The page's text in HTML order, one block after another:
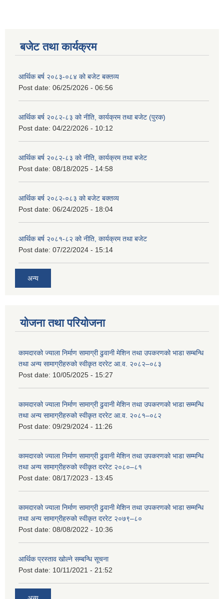
बजेट तथा कार्यक्रम
आर्थिक बर्ष २०८३-०८४ को बजेट बक्तव्य
Post date: 06/25/2026 - 06:56
आर्थिक बर्ष २०८२-८३ को नीति, कार्यक्रम तथा बजेट (पुरक)
Post date: 04/22/2026 - 10:12
आर्थिक बर्ष २०८२-८३ को नीति, कार्यक्रम तथा बजेट
Post date: 08/18/2025 - 14:58
आर्थिक बर्ष २०८२-०८३ को बजेट बक्तव्य
Post date: 06/24/2025 - 18:04
आर्थिक बर्ष २०८१-८२ को नीति, कार्यक्रम तथा बजेट
Post date: 07/22/2024 - 15:14
अन्य
योजना तथा परियोजना
कामदारको ज्याला निर्माण सामाग्री ढुवानी मेशिन तथा उपकरणको भाडा सम्बन्धि
तथा अन्य सामाग्रीहरुको स्वीकृत दररेट आ.व. २०८२–०८३
Post date: 10/05/2025 - 15:27
कामदारको ज्याला निर्माण सामाग्री ढुवानी मेशिन तथा उपकरणको भाडा सम्मन्धि
तथा अन्य सामाग्रीहरुको स्वीकृत दररेट आ.व. २०८१–०८२
Post date: 09/29/2024 - 11:26
कामदारको ज्याला निर्माण सामाग्री ढुवानी मेशिन तथा उपकरणको भाडा सम्मन्धि
तथा अन्य सामाग्रीहरुको स्वीकृत दररेट २०८०–८१
Post date: 08/17/2023 - 13:45
कामदारको ज्याला निर्माण सामाग्री ढुवानी मेशिन तथा उपकरणको भाडा सम्मन्धि
तथा अन्य सामाग्रीहरुको स्वीकृत दररेट २०७९–८०
Post date: 08/08/2022 - 10:36
आर्थिक प्रस्ताव खोल्ने सम्बन्धि सूचना
Post date: 10/11/2021 - 21:52